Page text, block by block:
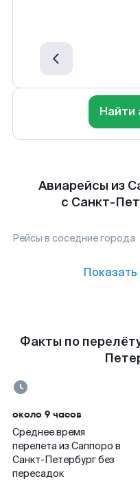
Найти
Авиарейсы из
с Санкт-
Рейсы в соседние города
Факты по
около 9 часов
Среднее время
перелета из Саппоро в
Санкт-Петербург без
пересадок